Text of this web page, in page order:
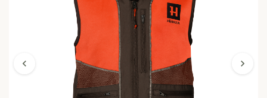
chevron_left chevron_right